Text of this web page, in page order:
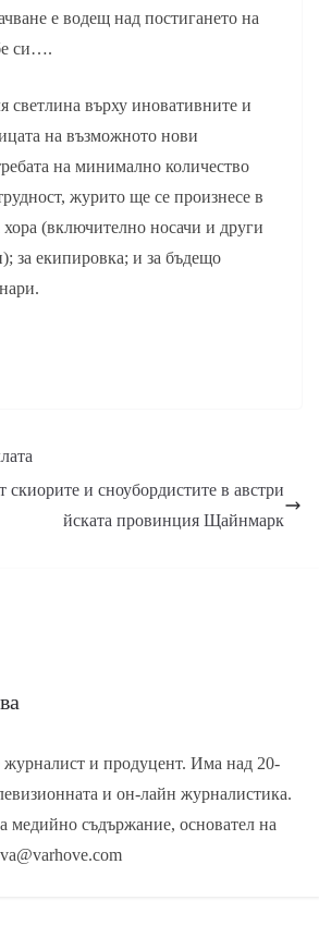
е водещ над постигането на
си….
светлина върху иновативните и
на възможното нови
на минимално количество
журито ще се произнесе в
хора (включително носачи и други
за екипировка; и за бъдещо
скиорите и сноубордистите в австри
йската провинция Щайнмарк
и продуцент. Има над 20-
и он-лайн журналистика.
медийно съдържание, основател на